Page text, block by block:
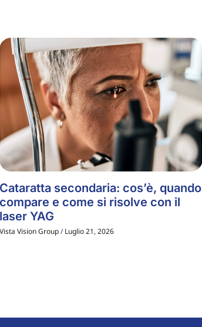
Cataratta secondaria: cos’è, quando
compare e come si risolve con il
laser YAG
Vista Vision Group Luglio 21, 2026